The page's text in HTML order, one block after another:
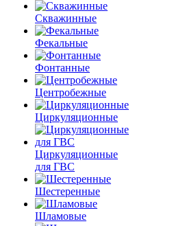
Скважинные
Фекальные
Фонтанные
Центробежные
Циркуляционные
Циркуляционные
для ГВС
Шестеренные
Шламовые